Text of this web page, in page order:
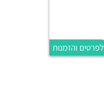
לפרטים והזמנות